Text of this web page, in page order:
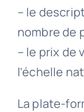
– le
nombre de
– le prix de
l’échelle
La plate-